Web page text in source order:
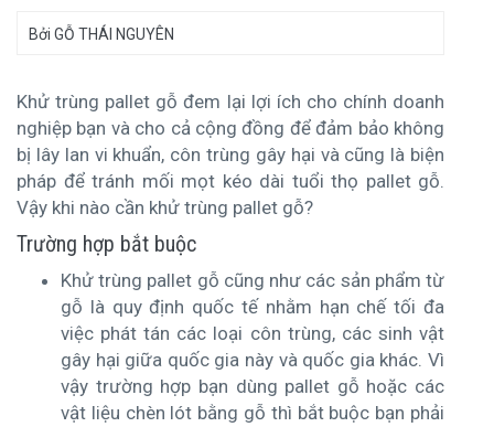
Bởi GỖ THÁI NGUYÊN
Khử trùng pallet gỗ đem lại lợi ích cho chính doanh
nghiệp bạn và cho cả cộng đồng để đảm bảo không
bị lây lan vi khuẩn, côn trùng gây hại và cũng là biện
pháp để tránh mối mọt kéo dài tuổi thọ pallet gỗ.
Vậy khi nào cần khử trùng pallet gỗ?
Trường hợp bắt buộc
Khử trùng pallet gỗ cũng như các sản phẩm từ
gỗ là quy định quốc tế nhằm hạn chế tối đa
việc phát tán các loại côn trùng, các sinh vật
gây hại giữa quốc gia này và quốc gia khác. Vì
vậy trường hợp bạn dùng pallet gỗ hoặc các
vật liệu chèn lót bằng gỗ thì bắt buộc bạn phải